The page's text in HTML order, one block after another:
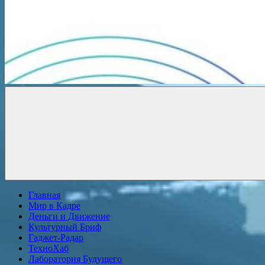
Главная
Мир в Кадре
Деньги и Движение
Культурный Бриф
Гаджет-Радар
ТехноХаб
Лаборатория Будущего